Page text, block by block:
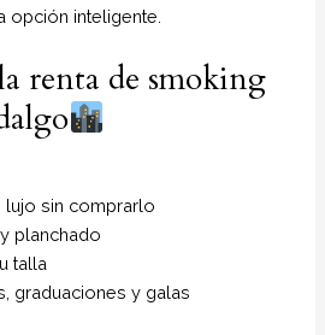
opción inteligente.
renta de smoking
sin comprarlo
planchado
talla
graduaciones y galas